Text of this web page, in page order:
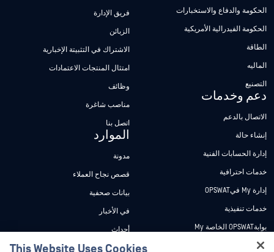
الحكومة والدفاع والاستخبارات
الحكومة الفيدرالية الأمريكية
الطاقة
الماليه
التصنيع
دعم وخدمات
الاتصال بالدعم
إنشاء حالة
إدارة الحسابات الفنية
خدمات احترافية
إدارة My فيOPSWAT
خدمات تنفيذية
بوابةOPSWAT الخاصة My
وثائق تقنية
فريق الإدارة
الزبائن
الاشتراك في التثبيتة الإخبارية
امتثال المنتجات الاعتمادات
وظائف
مناصب شاغرة
اتصل بنا
الموارد
مدونة
قصص نجاح العملاء
بيانات صحفية
في الأخبار
أحداث
ندوات عبر الإنترنت
This Website Uses Cookies